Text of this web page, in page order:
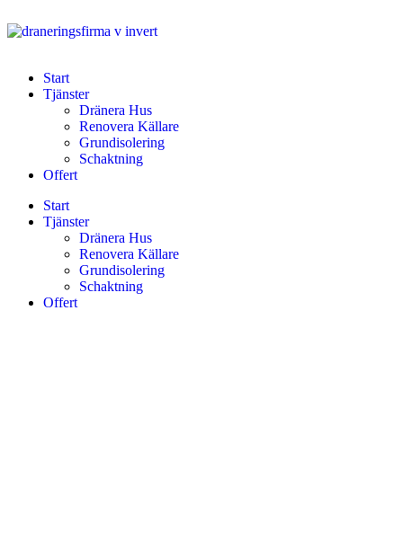
Start
Tjänster
Dränera Hus
Renovera Källare
Grundisolering
Schaktning
Offert
Start
Tjänster
Dränera Hus
Renovera Källare
Grundisolering
Schaktning
Offert